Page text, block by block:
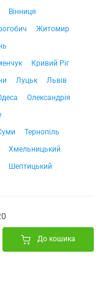
Вінниця
Житомир
Кривий Ріг
Луцьк
Львів
Олександрія
Тернопіль
Хмельницький
Шептицький
До кошика